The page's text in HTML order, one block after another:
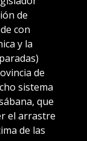
de
con
y la
de
sistema
que
el arrastre
de las